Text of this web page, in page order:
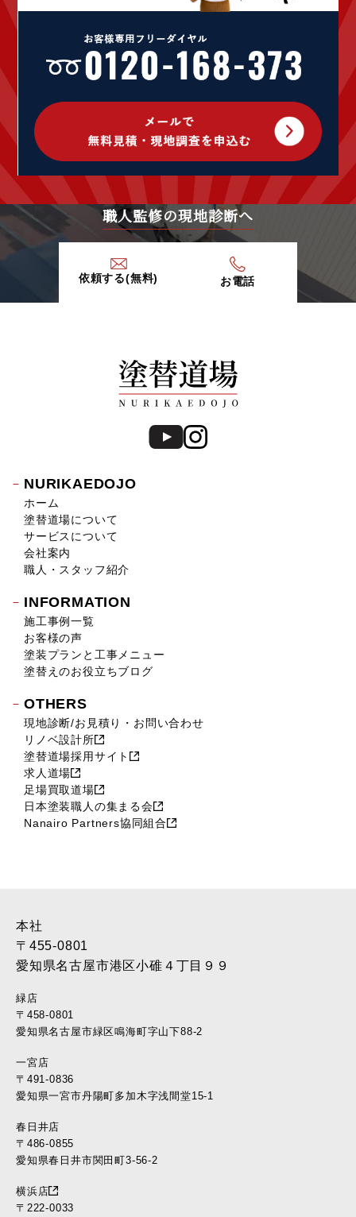
2021年8月 (1)
2021年4月 (1)
2020年12月 (1)
2020年9月 (1)
2020年5月 (1)
2020年4月 (5)
2020年3月 (7)
2020年1月 (9)
2019年12月 (6)
2019年11月 (13)
2019年10月 (15)
2019年9月 (20)
2018年10月 (17)
2018年9月 (14)
2018年8月 (16)
2018年7月 (19)
2018年6月 (11)
2018年4月 (14)
2018年3月 (17)
2018年2月 (18)
2018年1月 (10)
2017年11月 (9)
2017年10月 (12)
2017年9月 (23)
2017年8月 (23)
2017年7月 (11)
2017年6月 (21)
2017年5月 (17)
2016年12月 (37)
2016年11月 (39)
2016年10月 (37)
2016年8月 (30)
2016年7月 (40)
2016年5月 (34)
2016年4月 (35)
2016年3月 (17)
2016年2月 (22)
2016年1月 (10)
2015年12月 (11)
2015年11月 (11)
2015年10月 (12)
職人監修の現地診断へ
依頼する(無料) お電話
NURIKAEDOJO
ホーム
塗替道場について
サービスについて
会社案内
職人・スタッフ紹介
INFORMATION
施工事例一覧
お客様の声
塗装プランと工事メニュー
塗替えのお役立ちブログ
OTHERS
現地診断/お見積り・お問い合わせ
リノベ設計所
塗替道場採用サイト
求人道場
足場買取道場
日本塗装職人の集まる会
Nanairo Partners協同組合
本社
〒455-0801
愛知県名古屋市港区小碓４丁目９９
緑店
〒458-0801
愛知県名古屋市緑区鳴海町字山下88-2
一宮店
〒491-0836
愛知県一宮市丹陽町多加木字浅間堂15-1
春日井店
〒486-0855
愛知県春日井市関田町3-56-2
横浜店
〒222-0033